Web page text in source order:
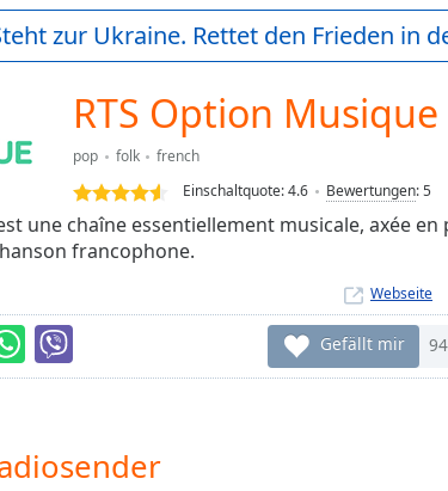
zur Ukraine. Rettet den Frieden in
RTS Option Musique
pop folk
french
Einschaltquote:4.6 Bewertungen:5
une chaîne essentiellement musicale, axée
francophone.
Webseite
Gefällt mir 94